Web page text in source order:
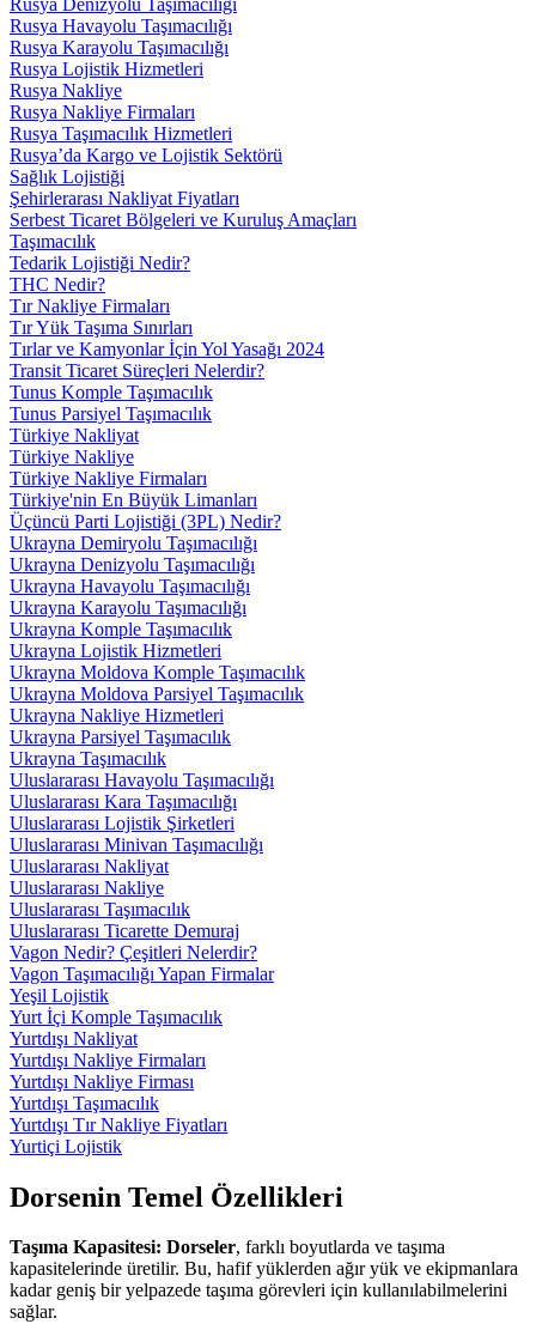
Rusya Havayolu Taşımacılığı
Rusya Karayolu Taşımacılığı
Rusya Lojistik Hizmetleri
Rusya Nakliye
Rusya Nakliye Firmaları
Rusya Taşımacılık Hizmetleri
Rusya’da Kargo ve Lojistik Sektörü
Sağlık Lojistiği
Şehirlerarası Nakliyat Fiyatları
Serbest Ticaret Bölgeleri ve Kuruluş Amaçları
Taşımacılık
Tedarik Lojistiği Nedir?
THC Nedir?
Tır Nakliye Firmaları
Tır Yük Taşıma Sınırları
Tırlar ve Kamyonlar İçin Yol Yasağı 2024
Transit Ticaret Süreçleri Nelerdir?
Tunus Komple Taşımacılık
Tunus Parsiyel Taşımacılık
Türkiye Nakliyat
Türkiye Nakliye
Türkiye Nakliye Firmaları
Türkiye'nin En Büyük Limanları
Üçüncü Parti Lojistiği (3PL) Nedir?
Ukrayna Demiryolu Taşımacılığı
Ukrayna Denizyolu Taşımacılığı
Ukrayna Havayolu Taşımacılığı
Ukrayna Karayolu Taşımacılığı
Ukrayna Komple Taşımacılık
Ukrayna Lojistik Hizmetleri
Ukrayna Moldova Komple Taşımacılık
Ukrayna Moldova Parsiyel Taşımacılık
Ukrayna Nakliye Hizmetleri
Ukrayna Parsiyel Taşımacılık
Ukrayna Taşımacılık
Uluslararası Havayolu Taşımacılığı
Uluslararası Kara Taşımacılığı
Uluslararası Lojistik Şirketleri
Uluslararası Minivan Taşımacılığı
Uluslararası Nakliyat
Uluslararası Nakliye
Uluslararası Taşımacılık
Uluslararası Ticarette Demuraj
Vagon Nedir? Çeşitleri Nelerdir?
Vagon Taşımacılığı Yapan Firmalar
Yeşil Lojistik
Yurt İçi Komple Taşımacılık
Yurtdışı Nakliyat
Yurtdışı Nakliye Firmaları
Yurtdışı Nakliye Firması
Yurtdışı Taşımacılık
Yurtdışı Tır Nakliye Fiyatları
Yurtiçi Lojistik
Dorsenin Temel Özellikleri
Taşıma Kapasitesi: Dorseler, farklı boyutlarda ve taşıma
kapasitelerinde üretilir. Bu, hafif yüklerden ağır yük ve ekipmanlara
kadar geniş bir yelpazede taşıma görevleri için kullanılabilmelerini
sağlar.